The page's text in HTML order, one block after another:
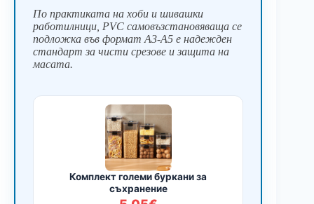
По практиката на хоби и шивашки
работилници, PVC самовъзстановяваща се
подложка във формат A3-A5 е надежден
стандарт за чисти срезове и защита на
масата.